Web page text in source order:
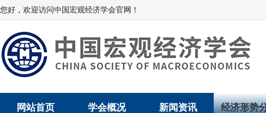
您好，欢迎访问中国宏观经济学会官网！
网站首页 学会概况 新闻资讯 经济形势